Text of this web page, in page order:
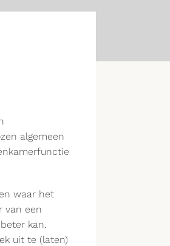
algemeen
waar het
van een
kan.
uit te (laten)